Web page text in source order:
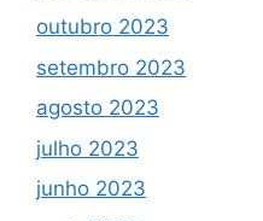
outubro 2023
setembro 2023
agosto 2023
julho 2023
junho 2023